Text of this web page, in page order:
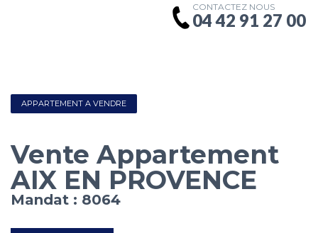
CONTACTEZ NOUS
04 42 91 27 00
APPARTEMENT A VENDRE
Vente Appartement
AIX EN PROVENCE
Mandat : 8064